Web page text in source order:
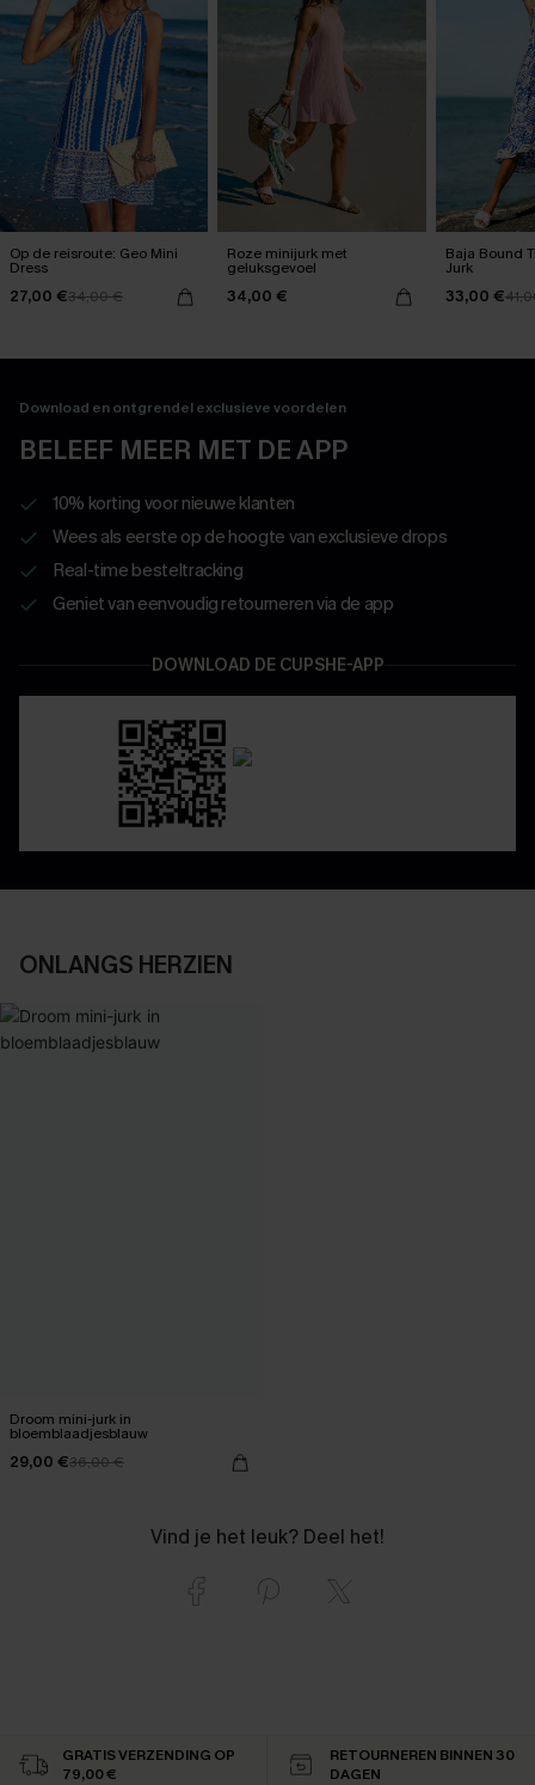
Op de reisroute: Geo Mini
Dress
27,00 €34,00 €
Roze minijurk met
geluksgevoel
34,00 €
Baja Bound
Jurk
33,00 €
Download en ontgrendel exclusieve voordelen
BELEEF MEER MET DE APP
10% korting voor nieuwe klanten
Wees als eerste op de hoogte van exclusieve drops
Real-time besteltracking
Geniet van eenvoudig retourneren via de app
DOWNLOAD DE CUPSHE-APP
ONLANGS HERZIEN
Droom mini-jurk in
bloemblaadjesblauw
29,00 €36,00 €
Vind je het leuk? Deel het!
GRATIS VERZENDING OP
79,00 €
RETOURNEREN BINNEN 30
DAGEN